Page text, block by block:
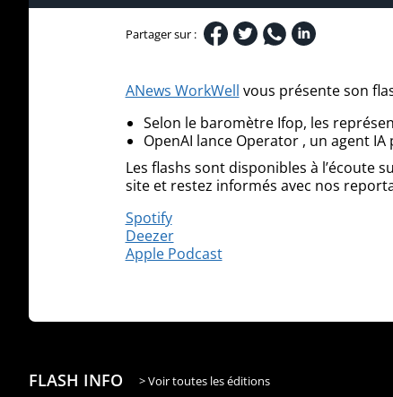
Partager sur :
ANews WorkWell vous présente son
Selon le baromètre Ifop, les
OpenAI lance Operator , un agent
Les flashs sont disponibles à l’écoute
site et restez informés avec nos
Spotify
Deezer
Apple Podcast
FLASH INFO > Voir toutes les éditions